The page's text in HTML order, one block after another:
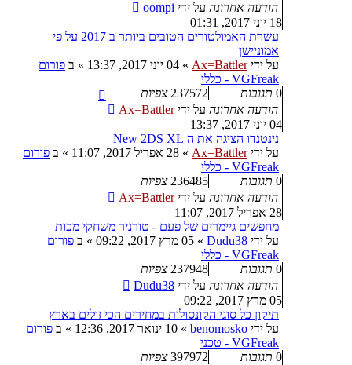
הודעה אחרונה על ידי oompi
18 יוני 2017, 01:31
עשרת האמולטורים הטובים ביותר ב 2017 על פי
אמוניישן
על ידיAx=Battler
» 04 יוני 2017, 13:37 » ב פורום
VGFreak - כללי
0 תגובות 237572 צפיות
הודעה אחרונה על ידיAx=Battler
04 יוני 2017, 13:37
נינטנדו הציגה את ה New 2DS XL
על ידיAx=Battler
» 28 אפריל 2017, 11:07 » ב פורום
VGFreak - כללי
0 תגובות 236485 צפיות
הודעה אחרונה על ידיAx=Battler
28 אפריל 2017, 11:07
מחפשים גיימרים של פעם - טורניר משחקי מכות
על ידי Dudu38
» 05 מרץ 2017, 09:22 » ב פורום
VGFreak - כללי
0 תגובות 237948 צפיות
הודעה אחרונה על ידי Dudu38
05 מרץ 2017, 09:22
תיקון כל סוגי הקונסולות במחירים הכי זולים בארץ
על ידי benomosko
» 10 ינואר 2017, 12:36 » ב פורום
VGFreak - טכני
0 תגובות 397972 צפיות